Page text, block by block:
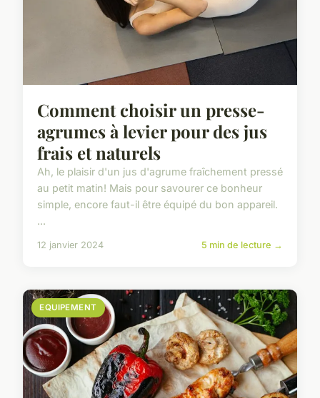
Comment choisir un presse-
agrumes à levier pour des jus
frais et naturels
Ah, le plaisir d'un jus d'agrume fraîchement pressé
au petit matin! Mais pour savourer ce bonheur
simple, encore faut-il être équipé du bon appareil.
...
12 janvier 2024 5 min de lecture →
EQUIPEMENT